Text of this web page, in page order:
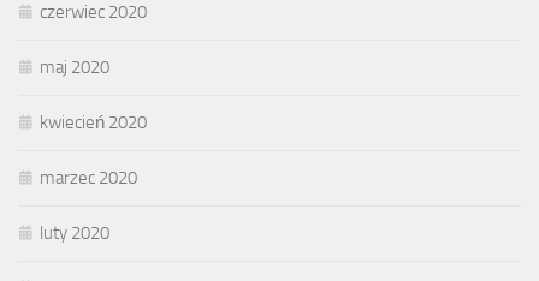
czerwiec 2020
maj 2020
kwiecień 2020
marzec 2020
luty 2020